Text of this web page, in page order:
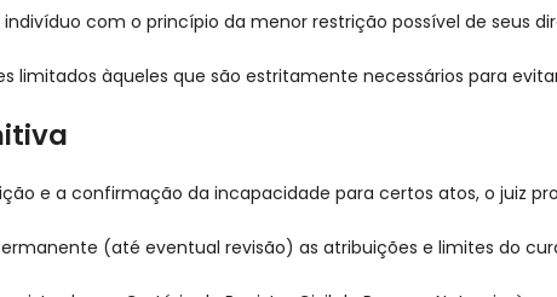
com o princípio da menor restrição possível de seus
limitados àqueles que são estritamente necessários para
e a confirmação da incapacidade para certos atos, o juiz
(até eventual revisão) as atribuições e limites do